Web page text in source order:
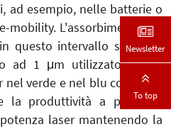
ad esempio, nelle batterie o
L'assorbimento del
questo intervallo spettrale
ad 1 μm utilizzato finora.
verde e nel blu consente,
la produttività a parità di
laser mantenendo la
Newsletter
To top